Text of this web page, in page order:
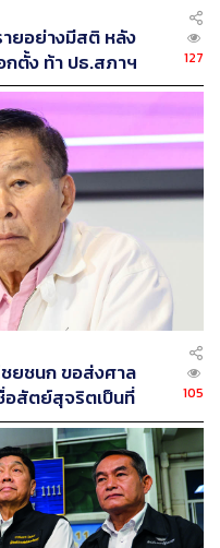
ยอย่างมีสติ หลัง
ตั้ง ท้า ปธ.สภาฯ
127
ยชนก ขอส่งศาล
สัตย์สุจริตเป็นที่
105